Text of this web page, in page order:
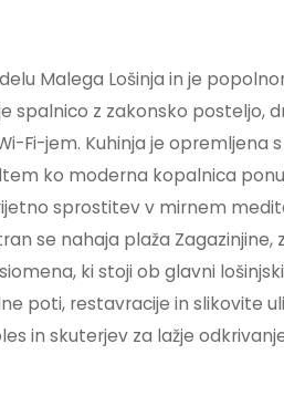
Malega Lošinja in je
spalnico z zakonsko posteljo,
Fi-jem. Kuhinja je opremljena
ko moderna kopalnica
sprostitev v mirnem
se nahaja plaža
ki stoji ob glavni
poti, restavracije in slikovite
in skuterjev za lažje